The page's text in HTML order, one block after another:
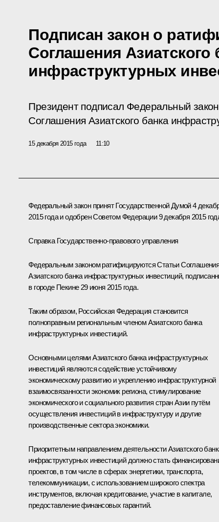
Подписан закон о
Соглашения Азиатского
инфраструктурных
Президент подписал Федеральный
Соглашения Азиатского банка
15 декабря 2015 года 11:10
Федеральный закон принят Государственной Думой 4
2015 года и одобрен Советом Федерации 9 декабря 2015
Справка Государственно-правового управления
Федеральным законом ратифицируются Статьи
Азиатского банка инфраструктурных инвестиций,
в городе Пекине 29 июня 2015 года.
Таким образом, Российская Федерация становится
полноправным региональным членом Азиатского банка
инфраструктурных инвестиций.
Основными целями Азиатского банка инфраструктурных
инвестиций являются содействие устойчивому
экономическому развитию и укреплению инфраструктурной
взаимосвязанности экономик региона, стимулирование
экономического и социального развития стран Азии путём
осуществления инвестиций в инфраструктуру и другие
производственные сектора экономики.
Приоритетным направлением деятельности Азиатского
инфраструктурных инвестиций должно стать
проектов, в том числе в сферах энергетики, транспорта,
телекоммуникации, с использованием широкого спектра
инструментов, включая кредитование, участие в капитале,
предоставление финансовых гарантий.